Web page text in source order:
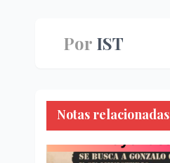
Por IST
Notas relacionadas